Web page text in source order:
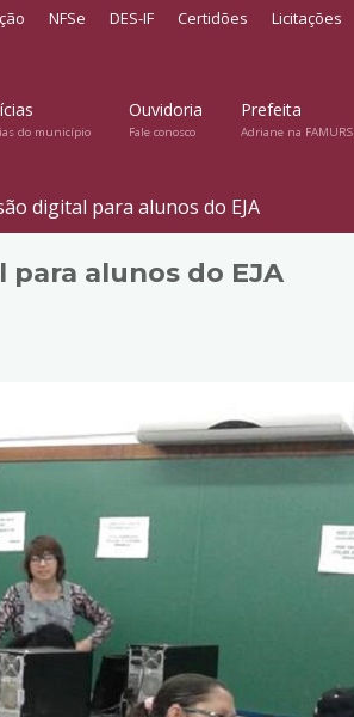
NFSe DES-IF Certidões Licitações
do município
Ouvidoria
Fale conosco
Prefeita
Adriane na FAMURS
digital para alunos do EJA
alunos do EJA